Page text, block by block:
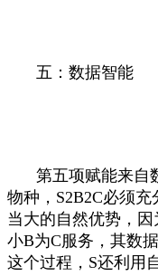
五：数据智能
第五项赋能来自
物种，S2B2C必须
当大的自然优势，因
小B为C服务，其数
这个过程，S还利用